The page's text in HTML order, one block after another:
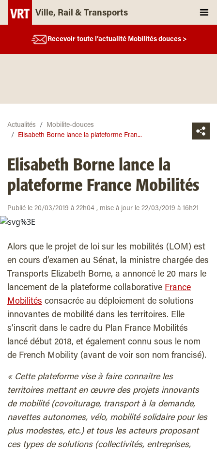
Ville, Rail & Transports
Recevoir toute l’actualité Mobilités douces >
Actualités
Mobilite-douces
Elisabeth Borne lance la plateforme Fran...
Elisabeth Borne lance la
plateforme France Mobilités
Publié le 20/03/2019 à 22h04 , mise à jour le 22/03/2019 à 16h21
Alors que le projet de loi sur les mobilités (LOM) est
en cours d’examen au Sénat, la ministre chargée des
Transports Elizabeth Borne, a annoncé le 20 mars le
lancement de la plateforme collaborative France
Mobilités consacrée au déploiement de solutions
innovantes de mobilité dans les territoires. Elle
s’inscrit dans le cadre du Plan France Mobilités
lancé début 2018, et également connu sous le nom
de French Mobility (avant de voir son nom francisé).
« Cette plateforme vise à faire connaitre les
territoires mettant en œuvre desprojets innovants
de mobilité (covoiturage, transport à la demande,
navettes autonomes, vélo, mobilité solidaire pour les
plus modestes, etc.) et tous les acteurs proposant
ces types de solutions (collectivités, entreprises,